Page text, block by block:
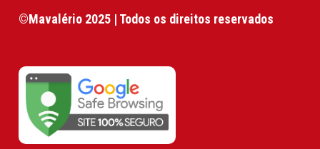
©Mavalério 2025 | Todos os direitos reservados